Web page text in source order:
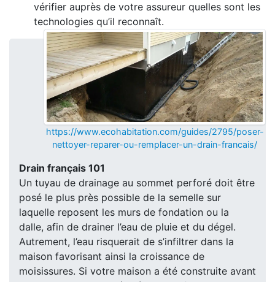
vérifier auprès de votre assureur quelles sont les
technologies qu’il reconnaît.
https://www.ecohabitation.com/guides/2795/poser-
nettoyer-reparer-ou-remplacer-un-drain-francais/
Drain français 101
Un tuyau de drainage au sommet perforé doit être
posé le plus près possible de la semelle sur
laquelle reposent les murs de fondation ou la
dalle, afin de drainer l’eau de pluie et du dégel.
Autrement, l’eau risquerait de s’infiltrer dans la
maison favorisant ainsi la croissance de
moisissures. Si votre maison a été construite avant